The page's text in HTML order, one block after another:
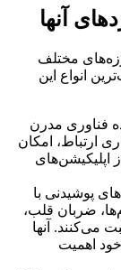
آنها
مختلف
انواع این
فناوری مدرن
ارتباط، امکان
اپلیکیشن‌های
پوشیدنی با
ضربان قلب،
می‌کنند. آنها
اهمیت